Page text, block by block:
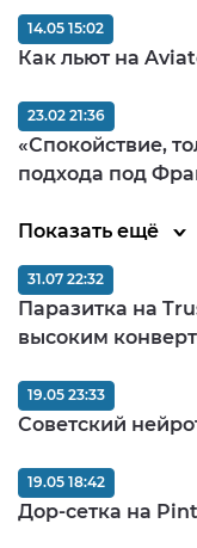
Как льют на
14.05 15:02
«Спокойствие,
подхода под
23.02 21:36
Показать ещё
Паразитка на
высоким
31.07 22:32
Советский
19.05 23:33
Дор-сетка на
19.05 18:42